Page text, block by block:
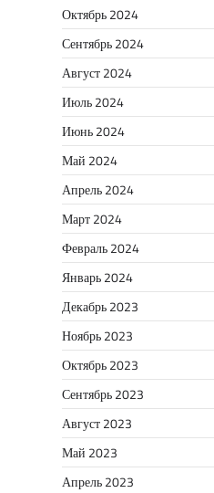
Октябрь 2024
Сентябрь 2024
Август 2024
Июль 2024
Июнь 2024
Май 2024
Апрель 2024
Март 2024
Февраль 2024
Январь 2024
Декабрь 2023
Ноябрь 2023
Октябрь 2023
Сентябрь 2023
Август 2023
Май 2023
Апрель 2023